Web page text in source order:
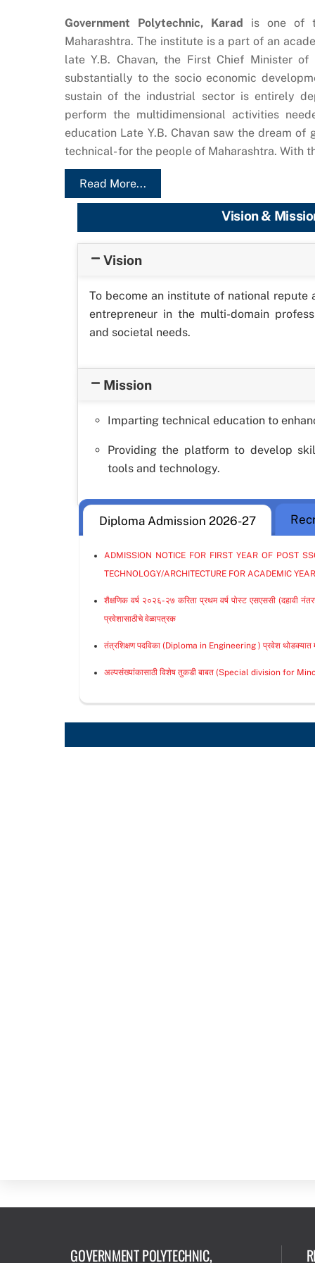
Government Polytechnic, Karad is one of
Maharashtra. The institute is a part of an
late Y.B. Chavan, the First Chief Minister of
substantially to the socio economic
sustain of the industrial sector is entirely
perform the multidimensional activities
education Late Y.B. Chavan saw the dream
technical- for the people of Maharashtra. With
Read More...
Vision &
Vision
To become an institute of national repute
entrepreneur in the multi-domain
and societal needs.
Mission
Imparting technical education to
Providing the platform to develop
tools and technology.
Diploma Admission 2026-27
ADMISSION NOTICE FOR FIRST YEAR OF POST
TECHNOLOGY/ARCHITECTURE FOR ACADEMIC
शैक्षणिक वर्ष २०२६-२७ करिता प्रथम वर्ष पोस्ट एसएससी (दहावी
प्रवेशासाठीचे वेळापत्रक
तंत्रशिक्षण पदविका (Diploma in Engineering ) प्रवेश थोडक्यात
अल्पसंख्यांकासाठी विशेष तुकडी बाबत (Special division for
GOVERNMENT POLYTECHNIC,